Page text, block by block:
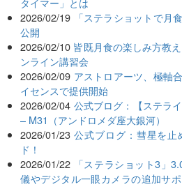
2026/02/19
「ステラショットで月
公開
2026/02/10 皆既月食の楽しみ方教
ンライン講習会
2026/02/09 アストロアーツ、極軸
イセンスで提供開始
2026/02/04 公式ブログ：【ステラ
– M31（アンドロメダ座大銀河）
2026/01/23 公式ブログ：彗星を止
ド！
2026/01/22
「ステラショット3」
儀やデジタル一眼カメラの追加サ